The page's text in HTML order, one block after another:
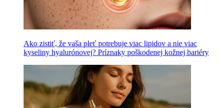
Ako zistiť, že vaša pleť potrebuje viac lipidov a nie viac
kyseliny hyalurónovej? Príznaky poškodenej kožnej bariéry